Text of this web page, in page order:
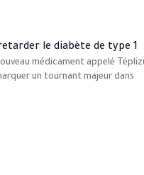
le diabète de type 1
médicament appelé
un tournant majeur dans